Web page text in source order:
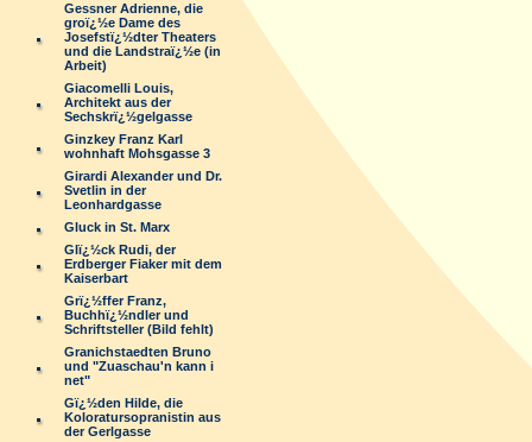
Gessner Adrienne, die
groï¿½e Dame des
Josefstï¿½dter Theaters
und die Landstraï¿½e (in
Arbeit)
Giacomelli Louis,
Architekt aus der
Sechskrï¿½gelgasse
Ginzkey Franz Karl
wohnhaft Mohsgasse 3
Girardi Alexander und Dr.
Svetlin in der
Leonhardgasse
Gluck in St. Marx
Glï¿½ck Rudi, der
Erdberger Fiaker mit dem
Kaiserbart
Grï¿½ffer Franz,
Buchhï¿½ndler und
Schriftsteller (Bild fehlt)
Granichstaedten Bruno
und "Zuaschau'n kann i
net"
Gï¿½den Hilde, die
Koloratursopranistin aus
der Gerlgasse